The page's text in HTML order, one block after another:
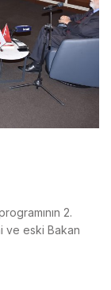
2.
ve eski Bakan